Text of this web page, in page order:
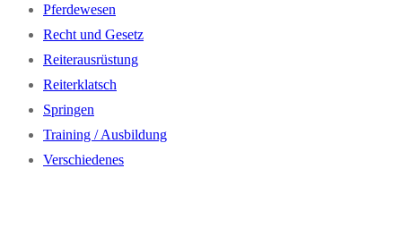
Pferdewesen
Recht und Gesetz
Reiterausrüstung
Reiterklatsch
Springen
Training / Ausbildung
Verschiedenes